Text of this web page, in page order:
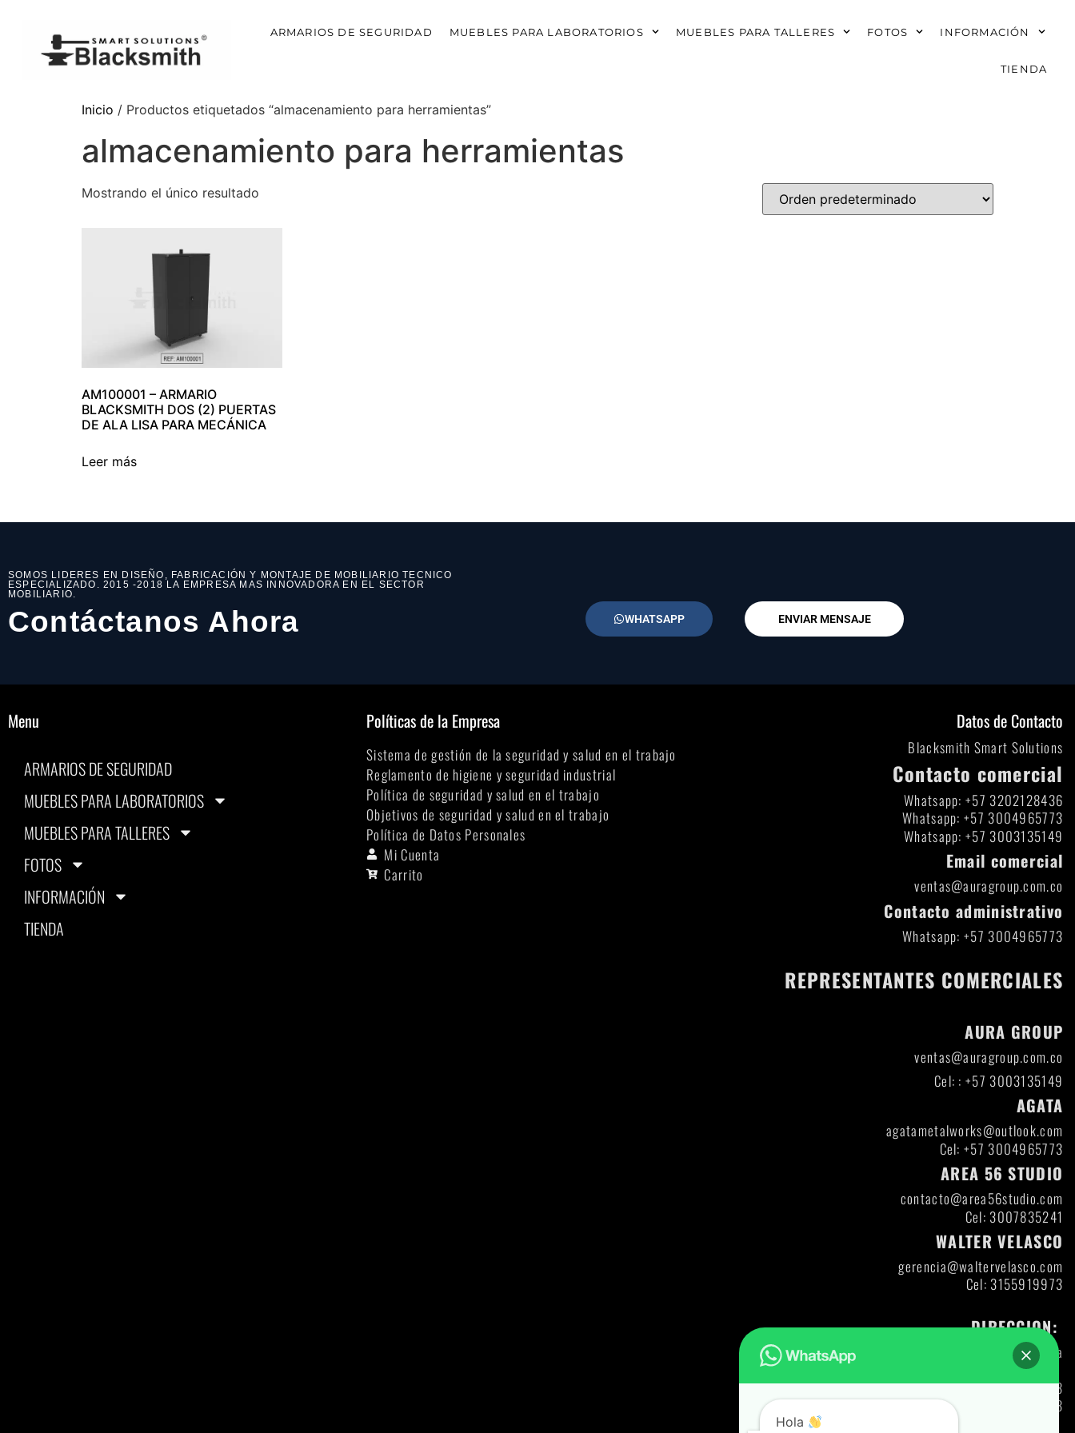
ARMARIOS DE SEGURIDAD MUEBLES PARA LABORATORIOS MUEBLES PARA TALLERES FOTOS INFORMACIÓN
TIENDA
Inicio / Productos etiquetados “almacenamiento para herramientas”
almacenamiento para herramientas
Mostrando el único resultado
AM100001 – ARMARIO
BLACKSMITH DOS (2) PUERTAS
DE ALA LISA PARA MECÁNICA
Leer más
SOMOS LIDERES EN DISEÑO, FABRICACIÓN Y MONTAJE DE MOBILIARIO TECNICO
ESPECIALIZADO. 2015 -2018 LA EMPRESA MAS INNOVADORA EN EL SECTOR
MOBILIARIO.
Contáctanos Ahora WHATSAPP ENVIAR MENSAJE
Menu
ARMARIOS DE SEGURIDAD
MUEBLES PARA LABORATORIOS
MUEBLES PARA TALLERES
FOTOS
INFORMACIÓN
TIENDA
Políticas de la Empresa
Sistema de gestión de la seguridad y salud en el trabajo
Reglamento de higiene y seguridad industrial
Política de seguridad y salud en el trabajo
Objetivos de seguridad y salud en el trabajo
Política de Datos Personales
Mi Cuenta
Carrito
Datos de Contacto
Blacksmith Smart Solutions
Contacto comercial
Whatsapp: +57 3202128436
Whatsapp: +57 3004965773
Whatsapp: +57 3003135149
Email comercial
ventas@auragroup.com.co
Contacto administrativo
Whatsapp: +57 3004965773
REPRESENTANTES COMERCIALES
AURA GROUP
ventas@auragroup.com.co
Cel: : +57 3003135149
AGATA
agatametalworks@outlook.com
Cel: +57 3004965773
AREA 56 STUDIO
contacto@area56studio.com
Cel: 3007835241
WALTER VELASCO
gerencia@waltervelasco.com
Cel: 3155919973
DIRECCION:
Itagui- Antioquia
Direccion: DIAG 47 A CL 30-12
Codigo Postal: 055413
Ng: 71427321893
Hola